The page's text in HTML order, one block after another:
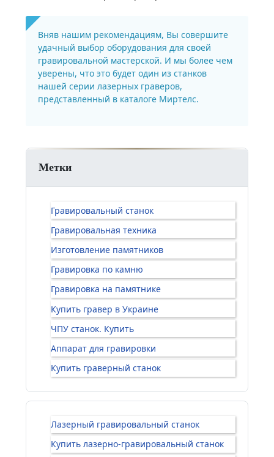
Вняв нашим рекомендациям, Вы совершите
удачный выбор оборудования для своей
гравировальной мастерской. И мы более чем
уверены, что это будет один из станков
нашей серии лазерных граверов,
представленный в каталоге Миртелс.
Метки
Гравировальный станок
Гравировальная техника
Изготовление памятников
Гравировка по камню
Гравировка на памятнике
Купить гравер в Украине
ЧПУ станок. Купить
Аппарат для гравировки
Купить граверный станок
Лазерный гравировальный станок
Купить лазерно-гравировальный станок